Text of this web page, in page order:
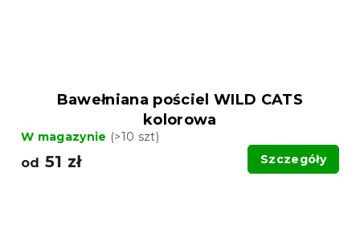
Bawełniana pościel WILD CATS
kolorowa
W magazynie (>10 szt)
od 51 zł Szczegóły